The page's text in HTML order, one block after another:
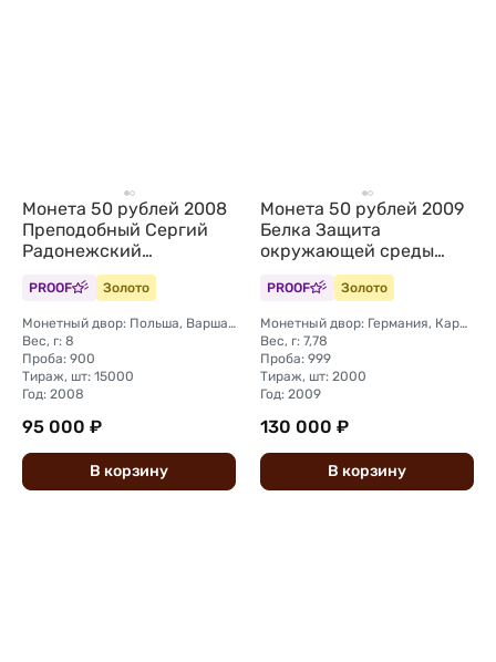
Монета 50 рублей 2008
Преподобный Сергий
Радонежский
Православные святые
Беларусь
PROOF Золото
Монетный двор: Польша, Варшава
Вес, г: 8
Проба: 900
Тираж, шт: 15000
Год: 2008
95 000 ₽
В корзину
Монета 50 рублей 2009
Белка Защита
окружающей среды
Беларусь
PROOF Золото
Монетный двор: Германия, Карлсфельд
Вес, г: 7,78
Проба: 999
Тираж, шт: 2000
Год: 2009
130 000 ₽
В корзину